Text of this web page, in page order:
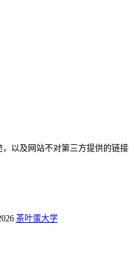
以及网站不对第三方提供的链接
茶叶蛋大学